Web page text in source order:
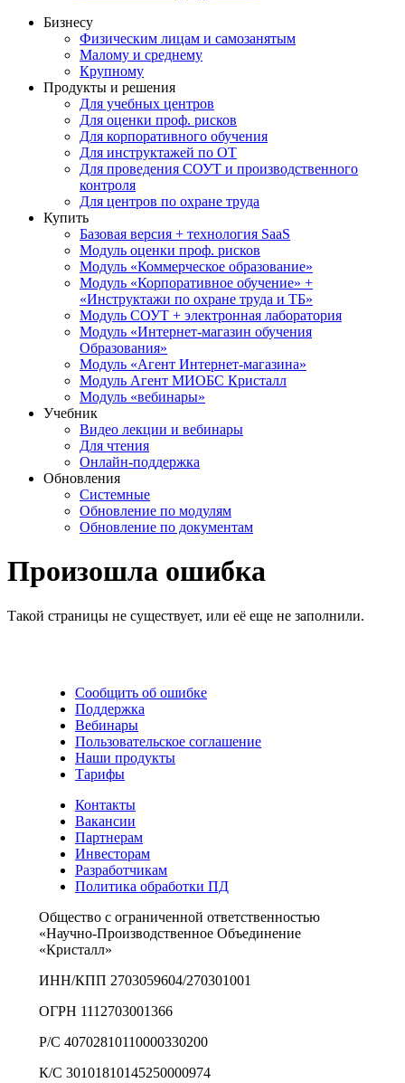
Бизнесу
Физическим лицам и самозанятым
Малому и среднему
Крупному
Продукты и решения
Для учебных центров
Для оценки проф. рисков
Для корпоративного обучения
Для инструктажей по ОТ
Для проведения СОУТ и производственного
контроля
Для центров по охране труда
Купить
Базовая версия + технология SaaS
Модуль оценки проф. рисков
Модуль «Коммерческое образование»
Модуль «Корпоративное обучение» +
«Инструктажи по охране труда и ТБ»
Модуль СОУТ + электронная лаборатория
Модуль «Интернет-магазин обучения
Образования»
Модуль «Агент Интернет-магазина»
Модуль Агент МИОБС Кристалл
Модуль «вебинары»
Учебник
Видео лекции и вебинары
Для чтения
Онлайн-поддержка
Обновления
Системные
Обновление по модулям
Обновление по документам
Произошла ошибка
Такой страницы не существует, или её еще не заполнили.
Сообщить об ошибке
Поддержка
Вебинары
Пользовательское соглашение
Наши продукты
Тарифы
Контакты
Вакансии
Партнерам
Инвесторам
Разработчикам
Политика обработки ПД
Общество с ограниченной ответственностью
«Научно-Производственное Объединение
«Кристалл»
ИНН/КПП 2703059604/270301001
ОГРН 1112703001366
Р/С 40702810110000330200
К/С 30101810145250000974